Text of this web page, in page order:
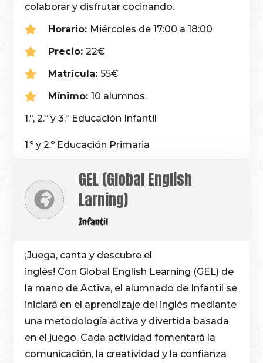
colaborar y disfrutar cocinando.
Horario: Miércoles de 17:00 a 18:00
Precio: 22€
Matrícula: 55€
Mínimo: 10 alumnos.
1.º, 2.º y 3.º Educación Infantil
1.º y 2.º Educación Primaria
GEL (Global English
Larning)
Infantil
¡Juega, canta y descubre el
inglés! Con Global English Learning (GEL) de
la mano de Activa, el alumnado de Infantil se
iniciará en el aprendizaje del inglés mediante
una metodología activa y divertida basada
en el juego. Cada actividad fomentará la
comunicación, la creatividad y la confianza